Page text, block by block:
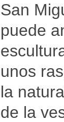
San
puede
unos
la
de la